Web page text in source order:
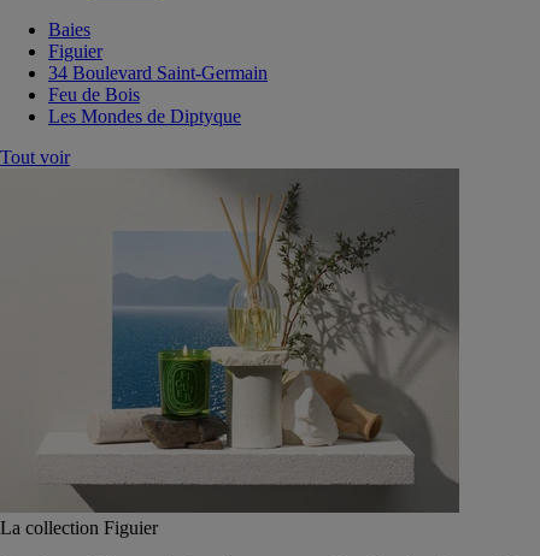
Baies
Figuier
34 Boulevard Saint-Germain
Feu de Bois
Les Mondes de Diptyque
Tout voir
La collection Figuier